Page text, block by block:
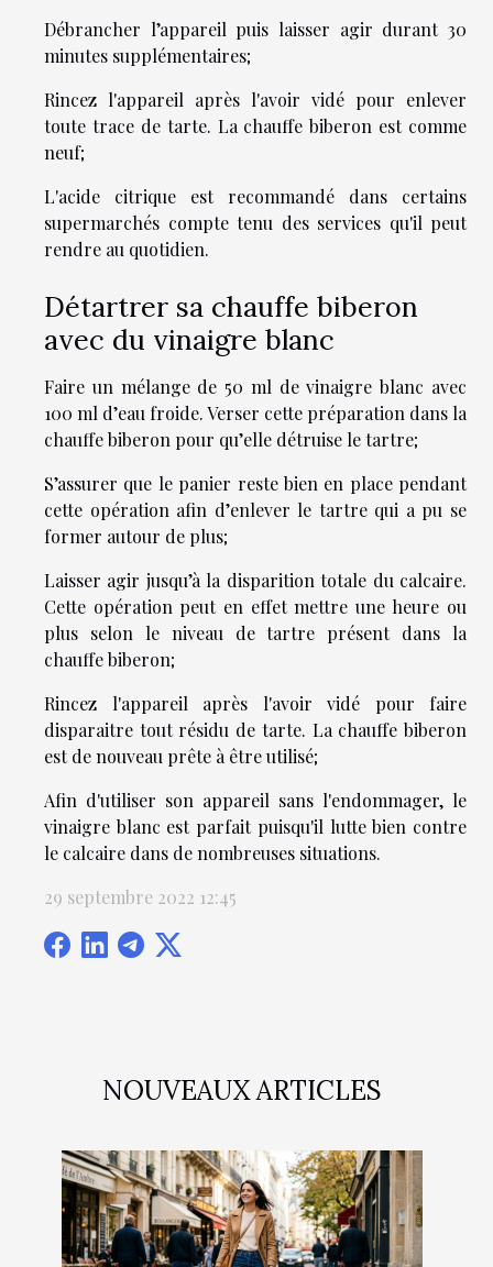
NOUVEAUX ARTICLES
Débrancher l’appareil puis laisser agir durant 30
minutes supplémentaires;
Rincez l'appareil après l'avoir vidé pour enlever
toute trace de tarte. La chauffe biberon est comme
neuf;
L'acide citrique est recommandé dans certains
supermarchés compte tenu des services qu'il peut
rendre au quotidien.
Détartrer sa chauffe biberon
avec du vinaigre blanc
Faire un mélange de 50 ml de vinaigre blanc avec
100 ml d’eau froide. Verser cette préparation dans la
chauffe biberon pour qu’elle détruise le tartre;
S’assurer que le panier reste bien en place pendant
cette opération afin d’enlever le tartre qui a pu se
former autour de plus;
Laisser agir jusqu’à la disparition totale du calcaire.
Cette opération peut en effet mettre une heure ou
plus selon le niveau de tartre présent dans la
chauffe biberon;
Rincez l'appareil après l'avoir vidé pour faire
disparaitre tout résidu de tarte. La chauffe biberon
est de nouveau prête à être utilisé;
Afin d'utiliser son appareil sans l'endommager, le
vinaigre blanc est parfait puisqu'il lutte bien contre
le calcaire dans de nombreuses situations.
29 septembre 2022 12:45